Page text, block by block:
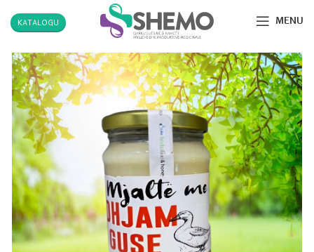
KATALOGU MENU